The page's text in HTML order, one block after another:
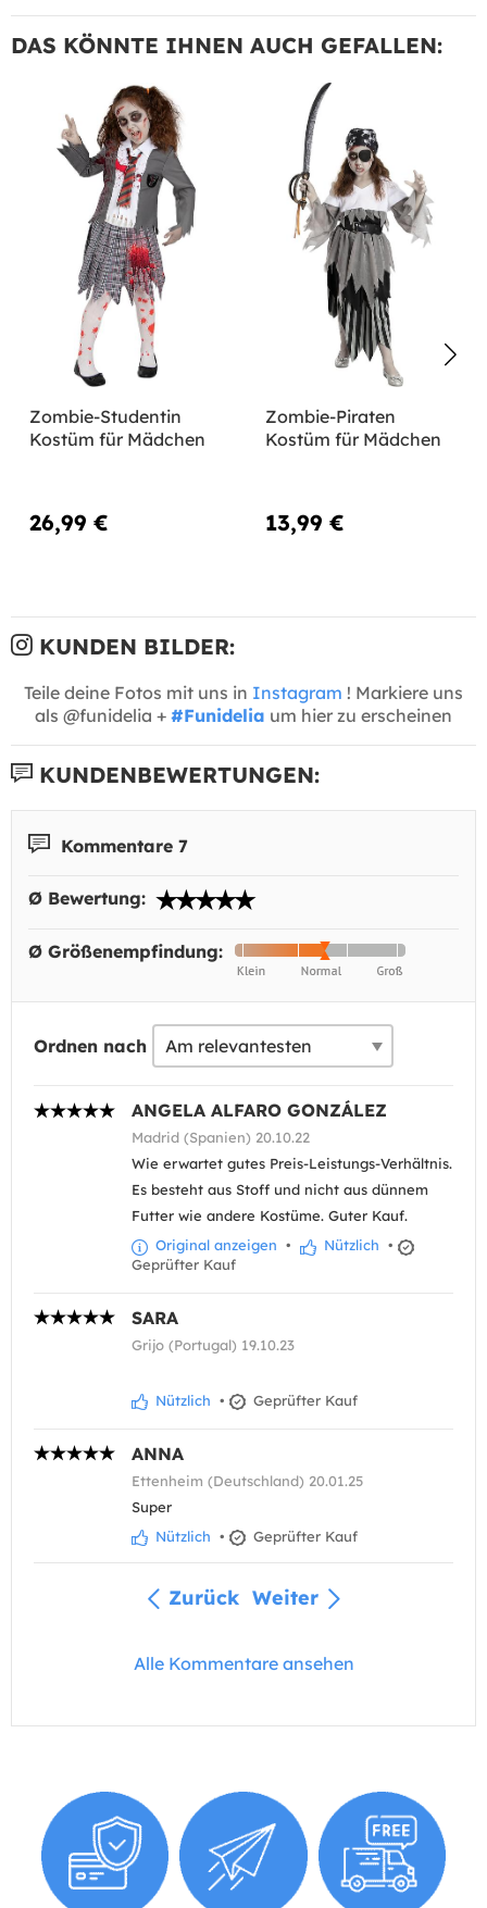
DAS KÖNNTE IHNEN AUCH GEFALLEN:
Zombie-Studentin
Kostüm für Mädchen
26,99 €
Zombie-Piraten
Kostüm für Mädchen
13,99 €
KUNDEN BILDER:
Teile deine Fotos mit uns in Instagram ! Markiere uns
als @funidelia + #Funidelia um hier zu erscheinen
KUNDENBEWERTUNGEN:
Kommentare 7
Ø Bewertung:
Ø Größenempfindung:
Ordnen nach
ANGELA ALFARO GONZÁLEZ
Madrid (Spanien) 20.10.22
Wie erwartet gutes Preis-Leistungs-Verhältnis.
Es besteht aus Stoff und nicht aus dünnem
Futter wie andere Kostüme. Guter Kauf.
Original anzeigen • Nützlich •
Geprüfter Kauf
SARA
Grijo (Portugal) 19.10.23
Nützlich • Geprüfter Kauf
ANNA
Ettenheim (Deutschland) 20.01.25
Super
Nützlich • Geprüfter Kauf
Zurück Weiter
Alle Kommentare ansehen